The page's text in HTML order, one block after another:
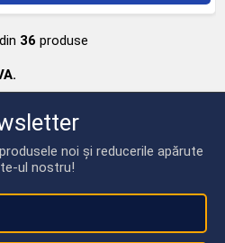
din 36 produse
noi și reducerile apărute
ul nostru!